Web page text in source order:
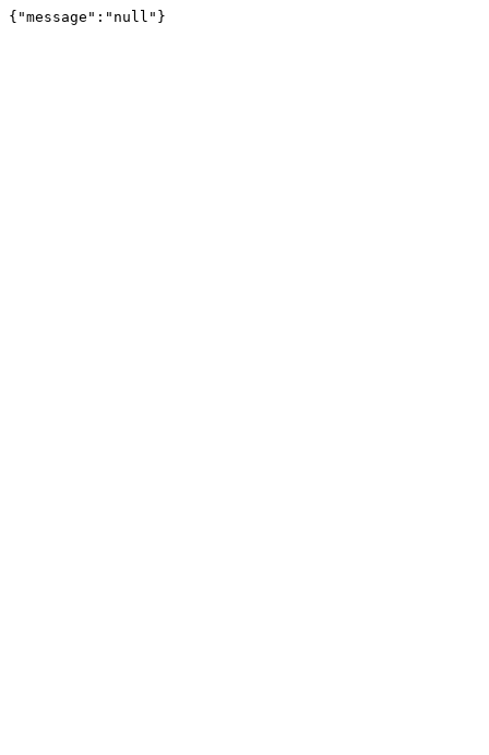
{"message":"null"}